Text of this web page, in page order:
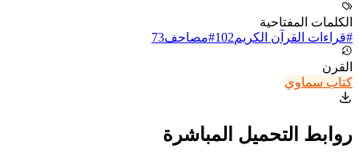
الكلمات المفتاحية
#قراءات القرآن الكريم102
#مصاحف73
القرن
كتاب سماوي
روابط التحميل المباشرة